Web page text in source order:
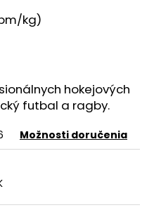
kg)
hokejových
futbal a ragby.
Možnosti doručenia